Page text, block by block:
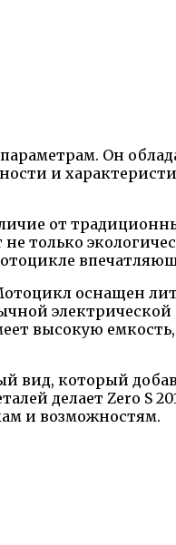
Он
и
от
только
Мотоцикл оснащен
электрической
высокую
вид, который
делает Zero S
и возможностям.